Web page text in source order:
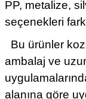
PP, metalize,
seçenekleri
Bu ürünler
ambalaj ve
alanına göre